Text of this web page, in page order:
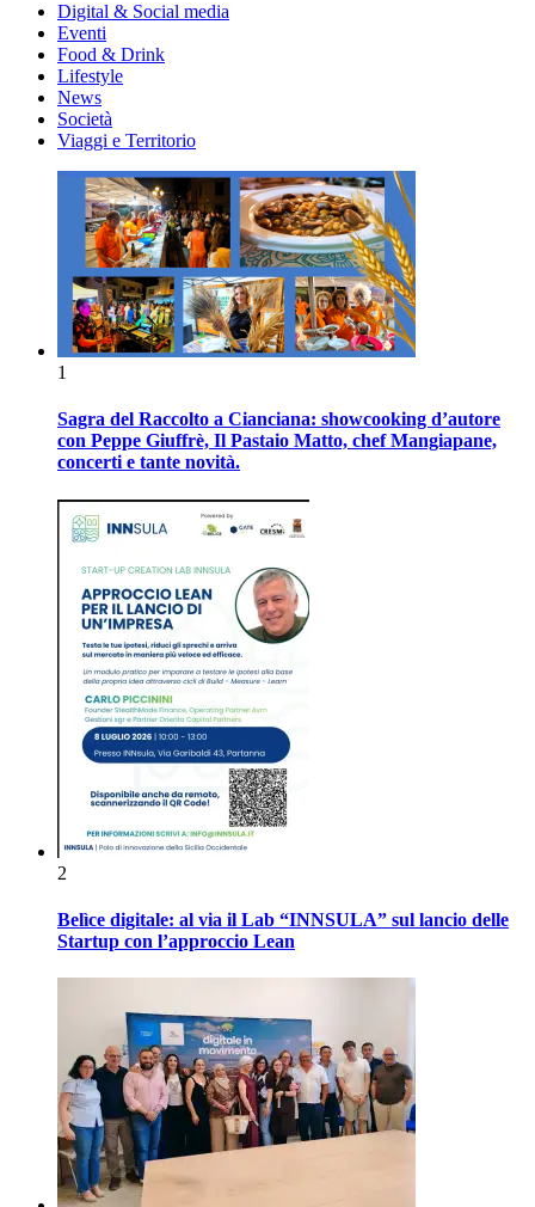
Digital & Social media
Eventi
Food & Drink
Lifestyle
News
Società
Viaggi e Territorio
1
Sagra del Raccolto a Cianciana: showcooking d’autore
con Peppe Giuffrè, Il Pastaio Matto, chef Mangiapane,
concerti e tante novità.
2
Belìce digitale: al via il Lab “INNSULA” sul lancio delle
Startup con l’approccio Lean